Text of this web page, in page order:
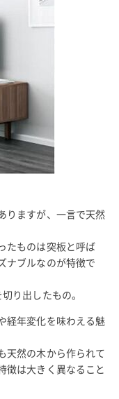
りますが、一言で天然
たものは突板と呼ば
ナブルなのが特徴で
り出したもの。
経年変化を味わえる魅
天然の木から作られて
徴は大きく異なること